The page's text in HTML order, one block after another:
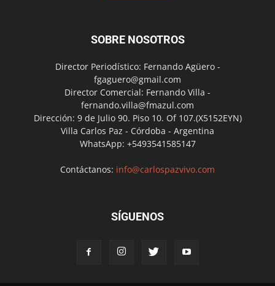
SOBRE NOSOTROS
Director Periodístico: Fernando Agüero -
fgaguero@gmail.com
Director Comercial: Fernando Villa -
fernando.villa@fmazul.com
Dirección: 9 de Julio 90. Piso 10. Of 107.(X5152EYN)
Villa Carlos Paz - Córdoba - Argentina
WhatsApp: +5493541585147
Contáctanos: info@carlospazvivo.com
SÍGUENOS